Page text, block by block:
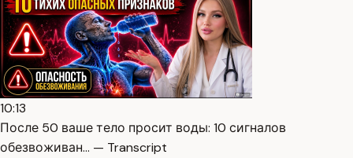
10:13
После 50 ваше тело просит воды: 10 сигналов
обезвоживан… — Transcript